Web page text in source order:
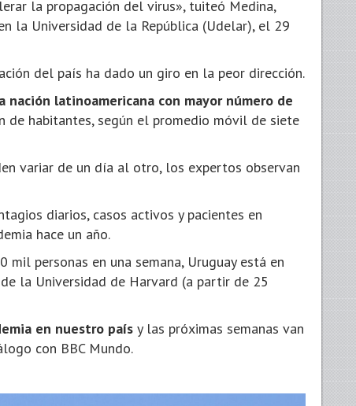
la propagación del virus», tuiteó Medina,
la Universidad de la República (Udelar), el 29
del país ha dado un giro en la peor dirección.
nación latinoamericana con mayor número de
de habitantes, según el promedio móvil de siete
variar de un día al otro, los expertos observan
diarios, casos activos y pacientes en
hace un año.
personas en una semana, Uruguay está en
la Universidad de Harvard (a partir de 25
en nuestro país y las próximas semanas van
con BBC Mundo.